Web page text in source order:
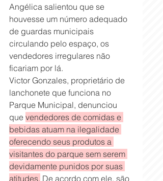
Angélica salientou que se
houvesse um número adequado
de guardas municipais
circulando pelo espaço, os
vendedores irregulares não
ficariam por lá.
Victor Gonzales, proprietário de
lanchonete que funciona no
Parque Municipal, denunciou
que vendedores de comidas e
bebidas atuam na ilegalidade
oferecendo seus produtos a
visitantes do parque sem serem
devidamente punidos por suas
atitudes. De acordo com ele, são